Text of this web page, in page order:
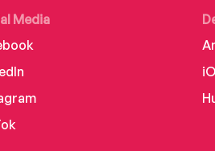
Media